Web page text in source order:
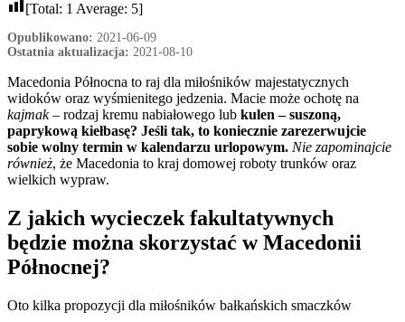
[Total: 1 Average: 5]
Opublikowano: 2021-06-09
Ostatnia aktualizacja: 2021-08-10
Macedonia Północna to raj dla miłośników majestatycznych
widoków oraz wyśmienitego jedzenia. Macie może ochotę na
kajmak – rodzaj kremu nabiałowego lub kulen – suszoną,
paprykową kiełbasę? Jeśli tak, to koniecznie zarezerwujcie
sobie wolny termin w kalendarzu urlopowym. Nie zapominajcie
również, że Macedonia to kraj domowej roboty trunków oraz
wielkich wypraw.
Z jakich wycieczek fakultatywnych
będzie można skorzystać w Macedonii
Północnej?
Oto kilka propozycji dla miłośników bałkańskich smaczków